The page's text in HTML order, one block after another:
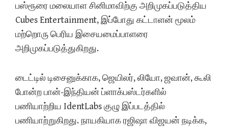
பஸ்ரூரை மலையாள சினிமாவிற்கு அறிமுகப்படுத்திய
Cubes Entertainment, இப்போது கட்டாளன் மூலம்
மற்றொரு பெரிய இசையமைப்பாளரை
அறிமுகப்படுத்துகிறது.
டைட்டில் டிசைனுக்காக, ஜெயிலர், லியோ, ஜவான், கூலி
போன்ற பான்-இந்தியன் ப்ளாக்பஸ்டர்களில்
பணியாற்றிய IdentLabs குழு இப்படத்தில்
பணியாற்றுகிறது. நாயகியாக ரஜிஷா விஜயன் நடிக்க,